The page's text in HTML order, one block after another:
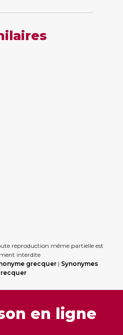
reproduction même partielle est
interdite
grecquer | Synonymes
en ligne